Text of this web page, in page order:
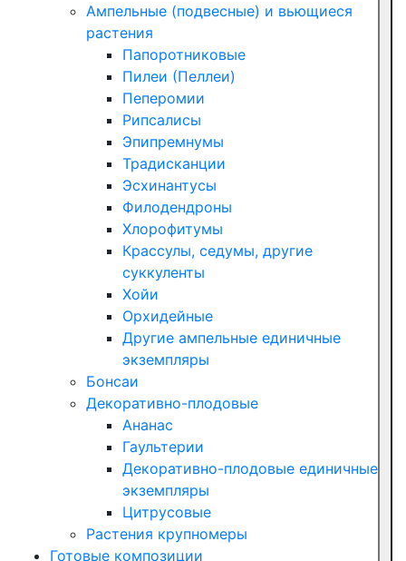
Ампельные (подвесные) и вьющиеся
растения
Папоротниковые
Пилеи (Пеллеи)
Пеперомии
Рипсалисы
Эпипремнумы
Традисканции
Эсхинантусы
Филодендроны
Хлорофитумы
Крассулы, седумы, другие
суккуленты
Хойи
Орхидейные
Другие ампельные единичные
экземпляры
Бонсаи
Декоративно-плодовые
Ананас
Гаультерии
Декоративно-плодовые единичные
экземпляры
Цитрусовые
Растения крупномеры
Готовые композиции